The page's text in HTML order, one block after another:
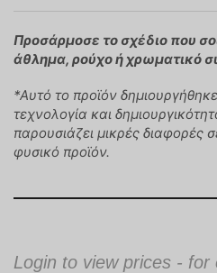
Προσάρμοσε το σχέδιο που
άθλημα, ρούχο ή χρωματικό
*Αυτό το προϊόν
τεχνολογία και
παρουσιάζει μικρές διαφορές
φυσικό προϊόν.
Login to view prices -